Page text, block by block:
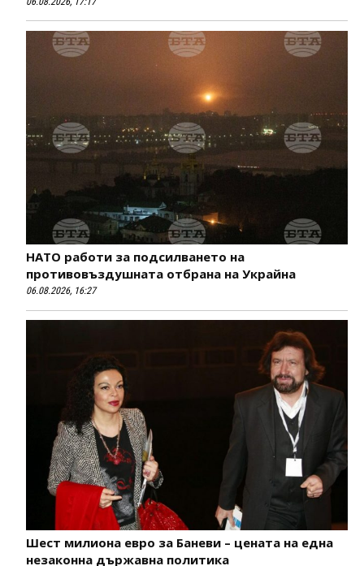
НАТО работи за подсилването на
противовъздушната отбрана на Украйна
06.08.2026, 16:27
Шест милиона евро за Баневи – цената на една
незаконна държавна политика